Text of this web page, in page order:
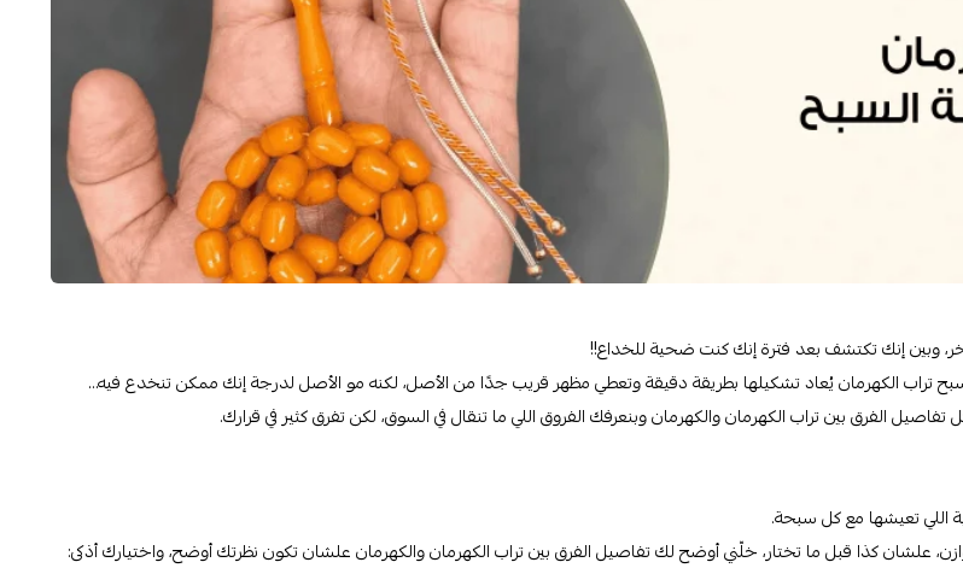
وبين إنك تكتشف بعد فترة إنك كنت ضحية للخداع!!
تراب الكهرمان يُعاد تشكيلها بطريقة دقيقة وتعطي مظهر قريب جدًا من الأصل، لكنه مو الأصل لدرجة إنك ممكن تنخدع فيه…
الفرق بين تراب الكهرمان والكهرمان وبنعرفك الفروق اللي ما تنقال في السوق، لكن تفرق كثير في قرارك.
اللي تعيشها مع كل سبحة.
علشان كذا قبل ما تختار، خلّني أوضح لك تفاصيل الفرق بين تراب الكهرمان والكهرمان علشان تكون نظرتك أوضح، واختيارك أذكى: